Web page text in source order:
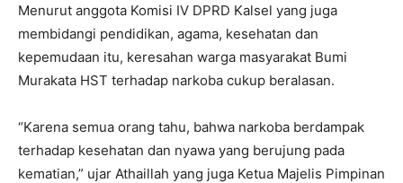
Menurut anggota Komisi IV DPRD Kalsel yang juga
membidangi pendidikan, agama, kesehatan dan
kepemudaan itu, keresahan warga masyarakat Bumi
Murakata HST terhadap narkoba cukup beralasan.
“Karena semua orang tahu, bahwa narkoba berdampak
terhadap kesehatan dan nyawa yang berujung pada
kematian,” ujar Athaillah yang juga Ketua Majelis Pimpinan